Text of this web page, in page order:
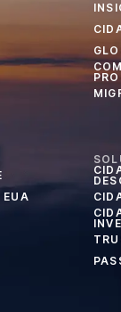
EUA